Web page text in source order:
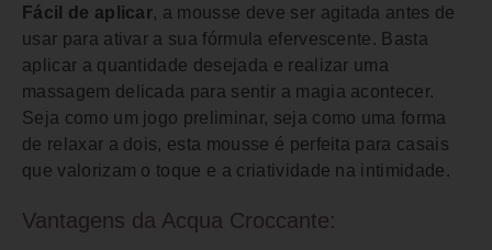
Fácil de aplicar, a mousse deve ser agitada antes de
usar para ativar a sua fórmula efervescente. Basta
aplicar a quantidade desejada e realizar uma
massagem delicada para sentir a magia acontecer.
Seja como um jogo preliminar, seja como uma forma
de relaxar a dois, esta mousse é perfeita para casais
que valorizam o toque e a criatividade na intimidade.
Vantagens da Acqua Croccante: